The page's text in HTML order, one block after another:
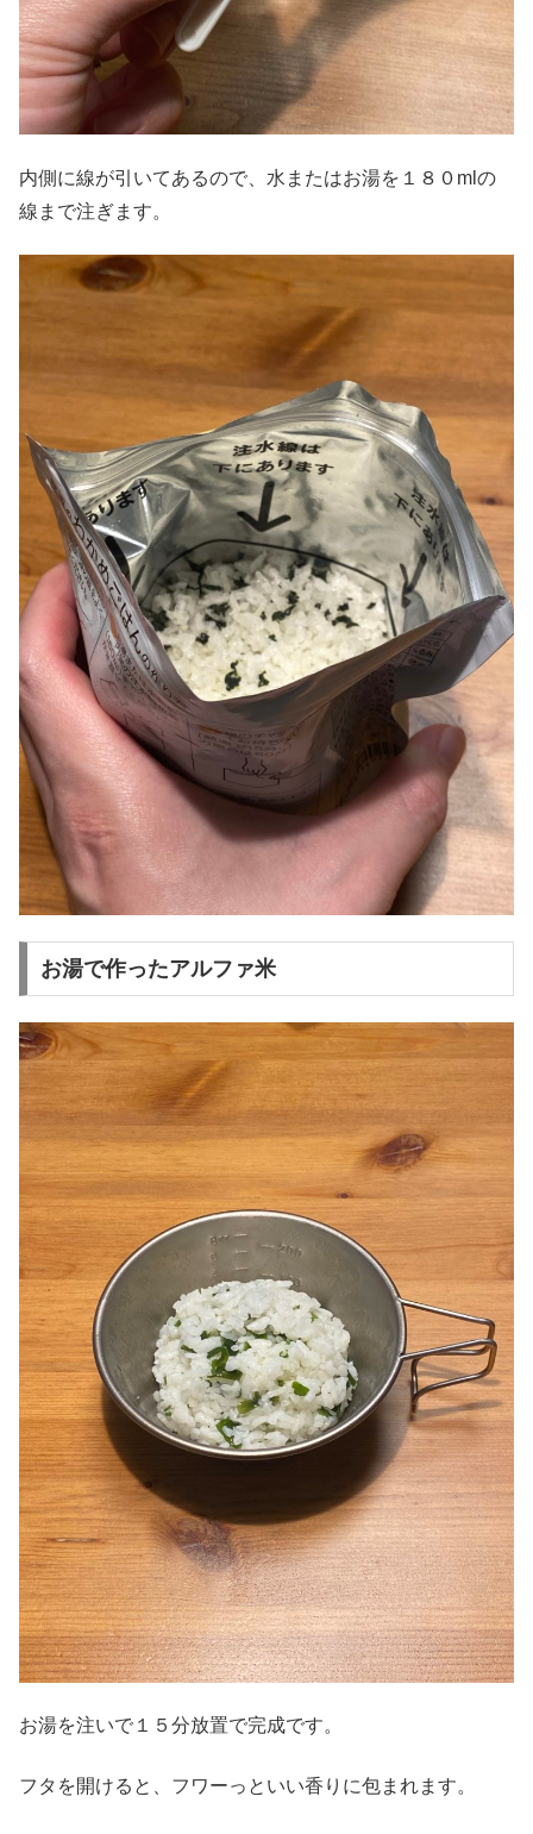
内側に線が引いてあるので、水またはお湯を１８０mlの
線まで注ぎます。
お湯で作ったアルファ米
お湯を注いで１５分放置で完成です。
フタを開けると、フワーっといい香りに包まれます。